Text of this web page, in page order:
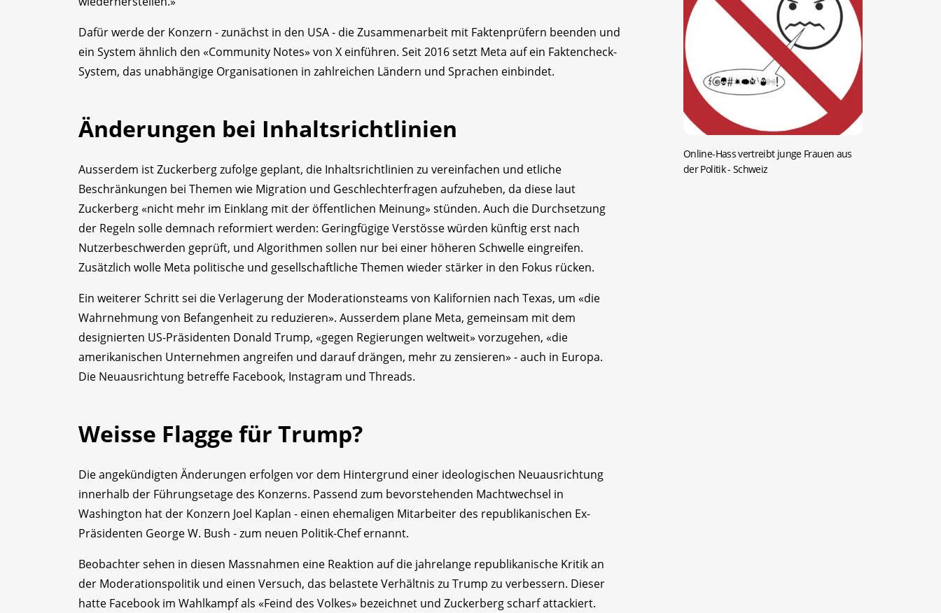
Dafür werde der Konzern - zunächst in den USA - die Zusammenarbeit mit Faktenprüfern beenden und
ein System ähnlich den «Community Notes» von X einführen. Seit 2016 setzt Meta auf ein Faktencheck-
System, das unabhängige Organisationen in zahlreichen Ländern und Sprachen einbindet.
Änderungen bei Inhaltsrichtlinien
Ausserdem ist Zuckerberg zufolge geplant, die Inhaltsrichtlinien zu vereinfachen und etliche
Beschränkungen bei Themen wie Migration und Geschlechterfragen aufzuheben, da diese laut
Zuckerberg «nicht mehr im Einklang mit der öffentlichen Meinung» stünden. Auch die Durchsetzung
der Regeln solle demnach reformiert werden: Geringfügige Verstösse würden künftig erst nach
Nutzerbeschwerden geprüft, und Algorithmen sollen nur bei einer höheren Schwelle eingreifen.
Zusätzlich wolle Meta politische und gesellschaftliche Themen wieder stärker in den Fokus rücken.
Ein weiterer Schritt sei die Verlagerung der Moderationsteams von Kalifornien nach Texas, um «die
Wahrnehmung von Befangenheit zu reduzieren». Ausserdem plane Meta, gemeinsam mit dem
designierten US-Präsidenten Donald Trump, «gegen Regierungen weltweit» vorzugehen, «die
amerikanischen Unternehmen angreifen und darauf drängen, mehr zu zensieren» - auch in Europa.
Die Neuausrichtung betreffe Facebook, Instagram und Threads.
Weisse Flagge für Trump?
Die angekündigten Änderungen erfolgen vor dem Hintergrund einer ideologischen Neuausrichtung
innerhalb der Führungsetage des Konzerns. Passend zum bevorstehenden Machtwechsel in
Washington hat der Konzern Joel Kaplan - einen ehemaligen Mitarbeiter des republikanischen Ex-
Präsidenten George W. Bush - zum neuen Politik-Chef ernannt.
Beobachter sehen in diesen Massnahmen eine Reaktion auf die jahrelange republikanische Kritik an
der Moderationspolitik und einen Versuch, das belastete Verhältnis zu Trump zu verbessern. Dieser
hatte Facebook im Wahlkampf als «Feind des Volkes» bezeichnet und Zuckerberg scharf attackiert.
Online-Hass vertreibt junge Frauen aus
der Politik- Schweiz